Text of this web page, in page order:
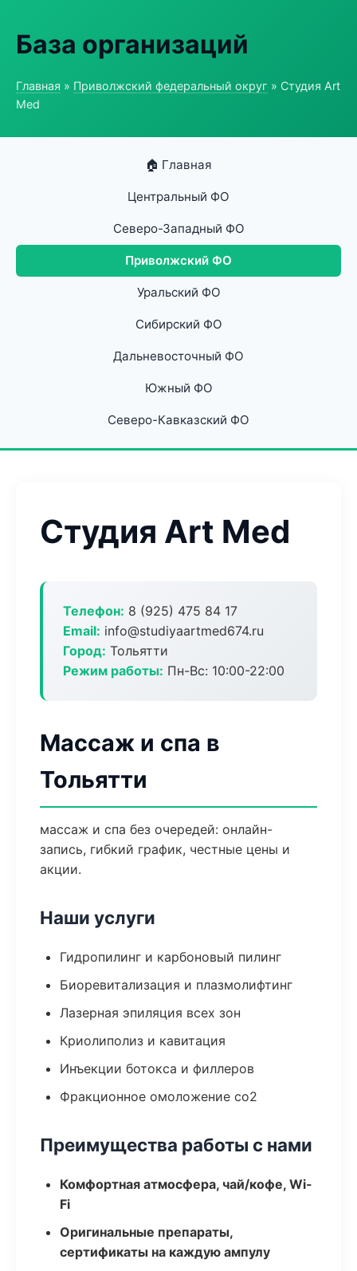
База организаций
Главная » Приволжский федеральный округ » Студия Art
Med
🏠 Главная
Центральный ФО
Северо-Западный ФО
Приволжский ФО
Уральский ФО
Сибирский ФО
Дальневосточный ФО
Южный ФО
Северо-Кавказский ФО
Студия Art Med
Телефон: 8 (925) 475 84 17
Email: info@studiyaartmed674.ru
Город: Тольятти
Режим работы: Пн-Вс: 10:00-22:00
Массаж и спа в
Тольятти
массаж и спа без очередей: онлайн-
запись, гибкий график, честные цены и
акции.
Наши услуги
Гидропилинг и карбоновый пилинг
Биоревитализация и плазмолифтинг
Лазерная эпиляция всех зон
Криолиполиз и кавитация
Инъекции ботокса и филлеров
Фракционное омоложение co2
Преимущества работы с нами
Комфортная атмосфера, чай/кофе, Wi-
Fi
Оригинальные препараты,
сертификаты на каждую ампулу